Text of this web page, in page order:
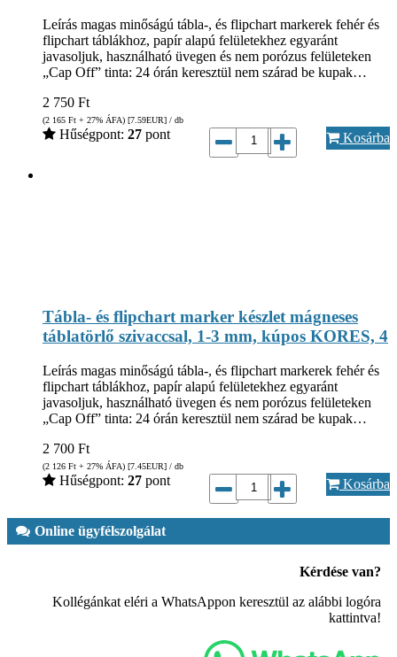
Leírás magas minőságú tábla-, és flipchart markerek fehér és
flipchart táblákhoz, papír alapú felületekhez egyaránt
javasoljuk, használható üvegen és nem porózus felületeken
„Cap Off” tinta: 24 órán keresztül nem szárad be kupak…
2 750 Ft
(2 165 Ft + 27% ÁFA) [7.59EUR] / db
Hűségpont: 27 pont Kosárba
Tábla- és flipchart marker készlet mágneses
táblatörlő szivaccsal, 1-3 mm, kúpos KORES, 4
Leírás magas minőságú tábla-, és flipchart markerek fehér és
flipchart táblákhoz, papír alapú felületekhez egyaránt
javasoljuk, használható üvegen és nem porózus felületeken
„Cap Off” tinta: 24 órán keresztül nem szárad be kupak…
2 700 Ft
(2 126 Ft + 27% ÁFA) [7.45EUR] / db
Hűségpont: 27 pont Kosárba
Online ügyfélszolgálat
Kérdése van?
Kollégánkat eléri a WhatsAppon keresztül az alábbi logóra
kattintva!